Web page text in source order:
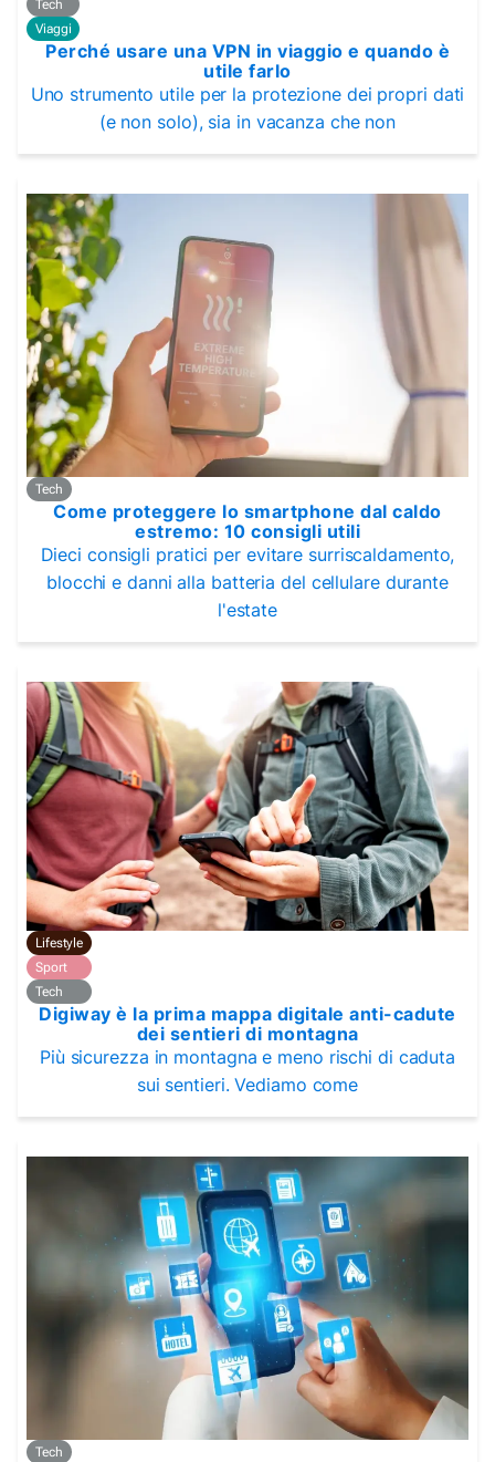
Tech
Viaggi
Perché usare una VPN in viaggio e quando è
utile farlo
Uno strumento utile per la protezione dei propri dati
(e non solo), sia in vacanza che non
Tech
Come proteggere lo smartphone dal caldo
estremo: 10 consigli utili
Dieci consigli pratici per evitare surriscaldamento,
blocchi e danni alla batteria del cellulare durante
l'estate
Lifestyle
Sport
Tech
Digiway è la prima mappa digitale anti-cadute
dei sentieri di montagna
Più sicurezza in montagna e meno rischi di caduta
sui sentieri. Vediamo come
Tech